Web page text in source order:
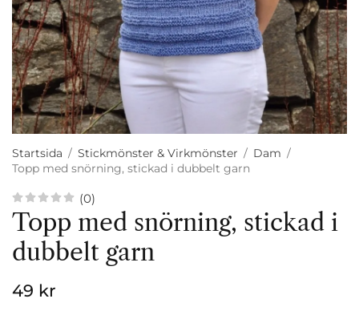
Startsida / Stickmönster & Virkmönster / Dam /
Topp med snörning, stickad i dubbelt garn
(0)
Topp med snörning, stickad i
dubbelt garn
49 kr